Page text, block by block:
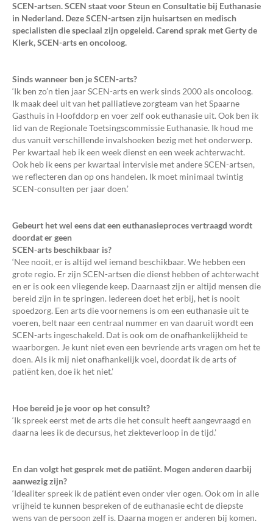
SCEN-artsen. SCEN staat voor Steun en Consultatie bij Euthanasie
in Nederland. Deze SCEN-artsen zijn huisartsen en medisch
specialisten die speciaal zijn opgeleid. Carend sprak met Gerty de
Klerk, SCEN-arts en oncoloog.
Sinds wanneer ben je SCEN-arts?
‘Ik ben zo’n tien jaar SCEN-arts en werk sinds 2000 als oncoloog.
Ik maak deel uit van het palliatieve zorgteam van het Spaarne
Gasthuis in Hoofddorp en voer zelf ook euthanasie uit. Ook ben ik
lid van de Regionale Toetsingscommissie Euthanasie. Ik houd me
dus vanuit verschillende invalshoeken bezig met het onderwerp.
Per kwartaal heb ik een week dienst en een week achterwacht.
Ook heb ik eens per kwartaal intervisie met andere SCEN-artsen,
we reflecteren dan op ons handelen. Ik moet minimaal twintig
SCEN-consulten per jaar doen.’
Gebeurt het wel eens dat een euthanasieproces vertraagd wordt
doordat er geen
SCEN-arts beschikbaar is?
‘Nee nooit, er is altijd wel iemand beschikbaar. We hebben een
grote regio. Er zijn SCEN-artsen die dienst hebben of achterwacht
en er is ook een vliegende keep. Daarnaast zijn er altijd mensen die
bereid zijn in te springen. Iedereen doet het erbij, het is nooit
spoedzorg. Een arts die voornemens is om een euthanasie uit te
voeren, belt naar een centraal nummer en van daaruit wordt een
SCEN-arts ingeschakeld. Dat is ook om de onafhankelijkheid te
waarborgen. Je kunt niet even een bevriende arts vragen om het te
doen. Als ik mij niet onafhankelijk voel, doordat ik de arts of
patiënt ken, doe ik het niet.’
Hoe bereid je je voor op het consult?
‘Ik spreek eerst met de arts die het consult heeft aangevraagd en
daarna lees ik de decursus, het ziekteverloop in de tijd.’
En dan volgt het gesprek met de patiënt. Mogen anderen daarbij
aanwezig zijn?
‘Idealiter spreek ik de patiënt even onder vier ogen. Ook om in alle
vrijheid te kunnen bespreken of de euthanasie echt de diepste
wens van de persoon zelf is. Daarna mogen er anderen bij komen.